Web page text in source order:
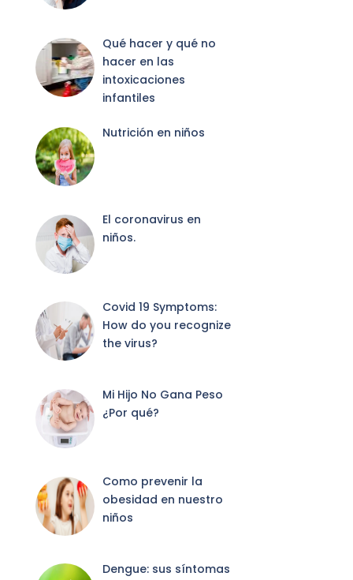
Qué hacer y qué no
hacer en las
intoxicaciones
infantiles
Nutrición en niños
El coronavirus en
niños.
Covid 19 Symptoms:
How do you recognize
the virus?
Mi Hijo No Gana Peso
¿Por qué?
Como prevenir la
obesidad en nuestro
niños
Dengue: sus síntomas